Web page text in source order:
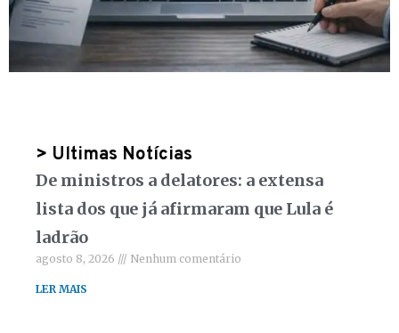
> Ultimas Notícias
De ministros a delatores: a extensa
lista dos que já afirmaram que Lula é
ladrão
agosto 8, 2026 Nenhum comentário
LER MAIS